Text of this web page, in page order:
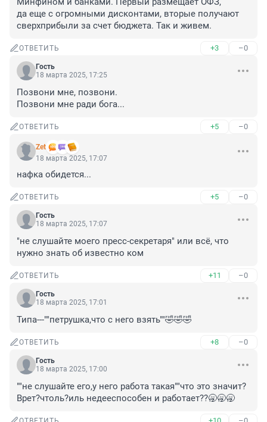
да еще с огромными дисконтами, вторые получают
сверхприбыли за счет бюджета. Так и живем.
ОТВЕТИТЬ +3 –0
Гость
18 марта 2025, 17:25
Позвони мне, позвони.
Позвони мне ради бога...
ОТВЕТИТЬ +5 –0
Zet
18 марта 2025, 17:07
нафка обидется...
ОТВЕТИТЬ +5 –0
Гость
18 марта 2025, 17:07
"не слушайте моего пресс-секретаря" или всё, что
нужно знать об известно ком
ОТВЕТИТЬ +11 –0
Гость
18 марта 2025, 17:01
Типа---""петрушка,что с него взять""🤣🤣🤣
ОТВЕТИТЬ +8 –0
Гость
18 марта 2025, 17:00
""не слушайте его,у него работа такая""что это значит?
Врет?чтоль?иль недееспособен и работает??🥱🥱🥱